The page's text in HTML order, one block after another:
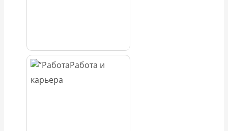
Работа и
карьера